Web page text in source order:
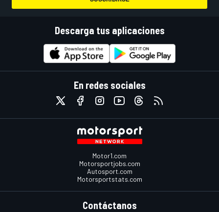
Descarga tus aplicaciones
En redes sociales
Motor1.com
Motorsportjobs.com
Autosport.com
Motorsportstats.com
Contáctanos